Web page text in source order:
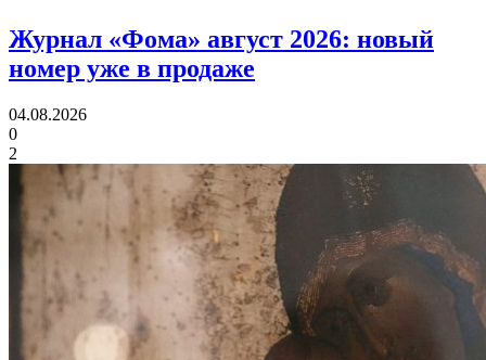
Журнал «Фома» август 2026: новый
номер уже в продаже
04.08.2026
0
2